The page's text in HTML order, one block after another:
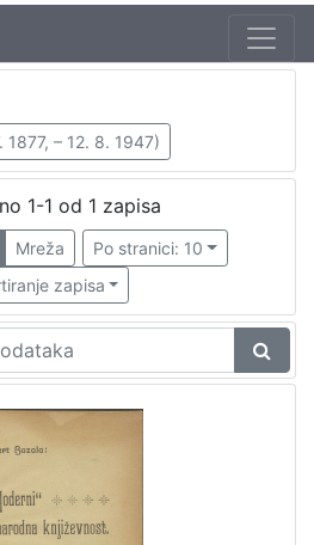
1877, – 12. 8. 1947)
1-1 od 1 zapisa
Mreža
Po stranici: 10
zapisa